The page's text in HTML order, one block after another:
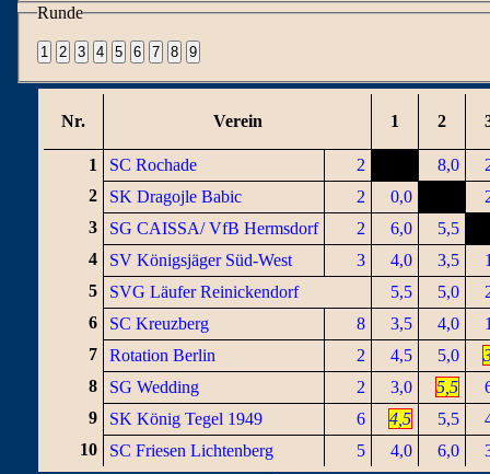
Runde
Nr. Verein 1 2
1 SC Rochade 2 8,0
2
SK Dragojle Babic 2 0,0
3
SG CAISSA/ VfB Hermsdorf 2 6,0
5,5
4
SV Königsjäger Süd-West 3 4,0 3,5
5
SVG Läufer Reinickendorf 5,5 5,0
6
SC Kreuzberg 8 3,5 4,0
7
Rotation Berlin 2 4,5 5,0
8
SG Wedding 2 3,0 5,5
9
SK König Tegel 1949 6 4,5 5,5
10
SC Friesen Lichtenberg 5 4,0 6,0